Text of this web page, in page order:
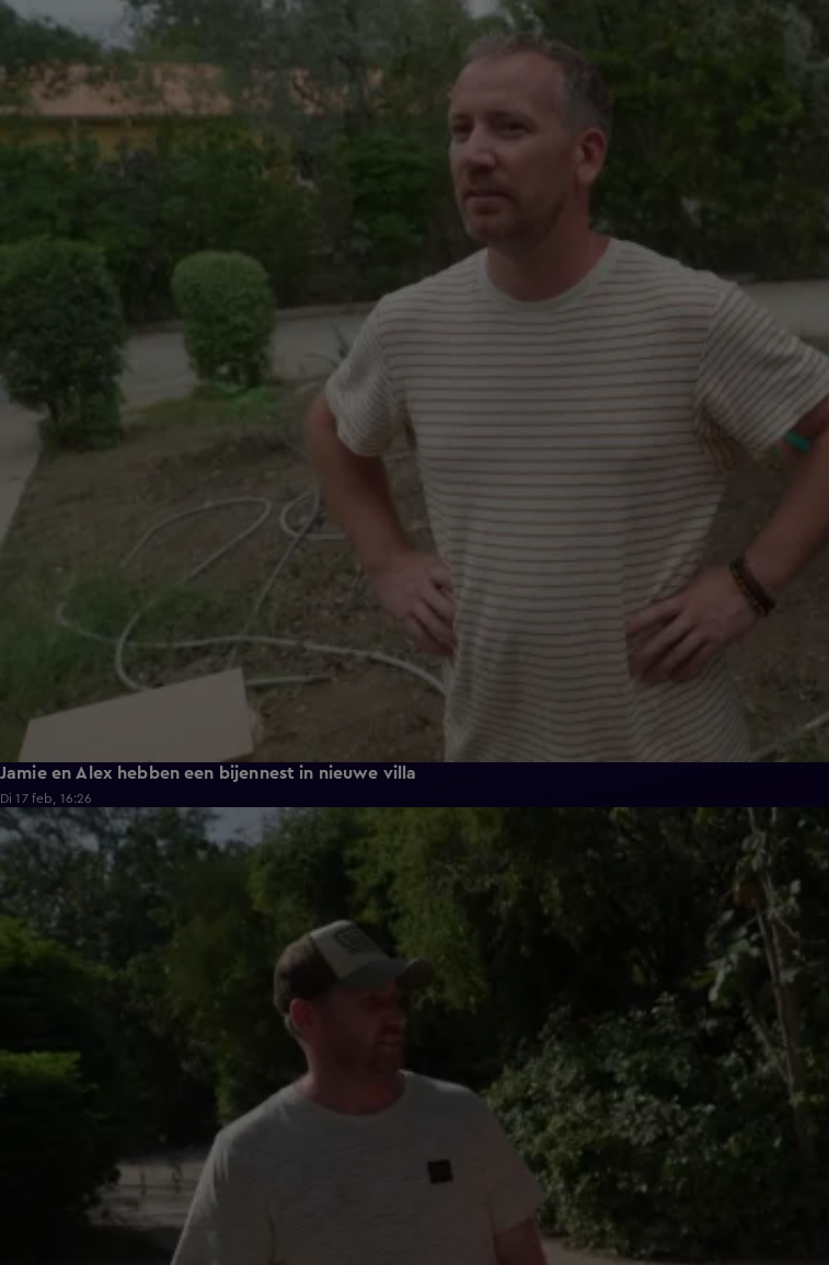
Jamie en Alex hebben een bijennest in nieuwe villa
Di 17 feb, 16:26
0:46